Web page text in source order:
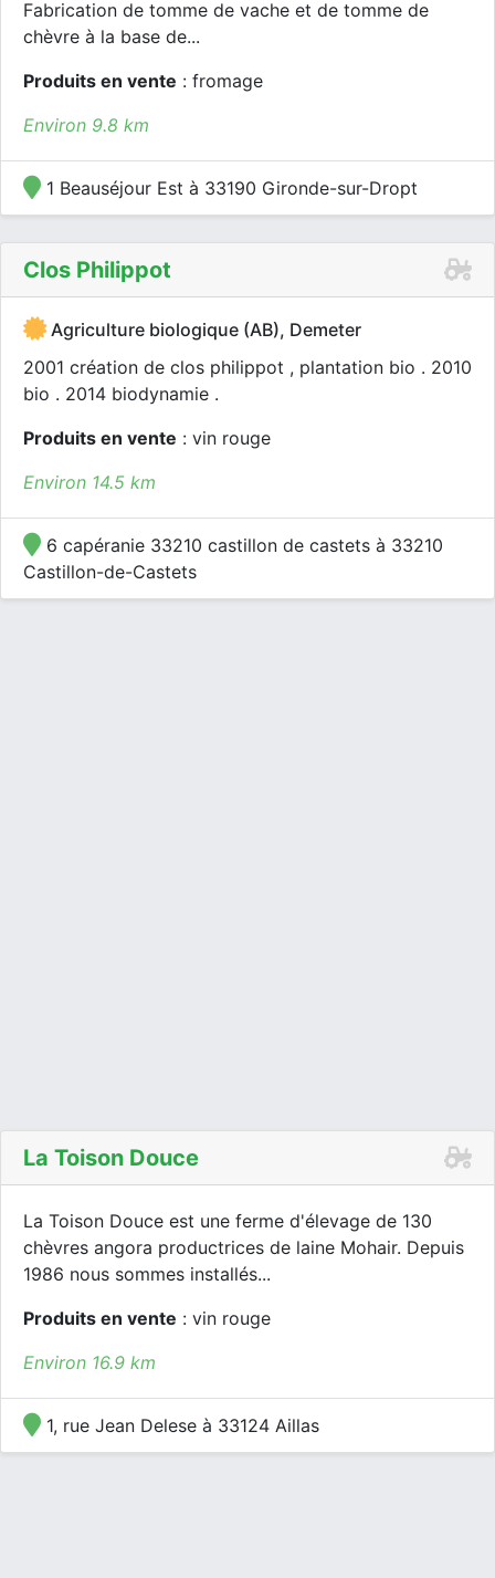
Fabrication de tomme de vache et de tomme de
chèvre à la base de...
Produits en vente : fromage
Environ 9.8 km
1 Beauséjour Est à 33190 Gironde-sur-Dropt
Clos Philippot
Agriculture biologique (AB), Demeter
2001 création de clos philippot , plantation bio . 2010
bio . 2014 biodynamie .
Produits en vente : vin rouge
Environ 14.5 km
6 capéranie 33210 castillon de castets à 33210
Castillon-de-Castets
La Toison Douce
La Toison Douce est une ferme d'élevage de 130
chèvres angora productrices de laine Mohair. Depuis
1986 nous sommes installés...
Produits en vente : vin rouge
Environ 16.9 km
1, rue Jean Delese à 33124 Aillas